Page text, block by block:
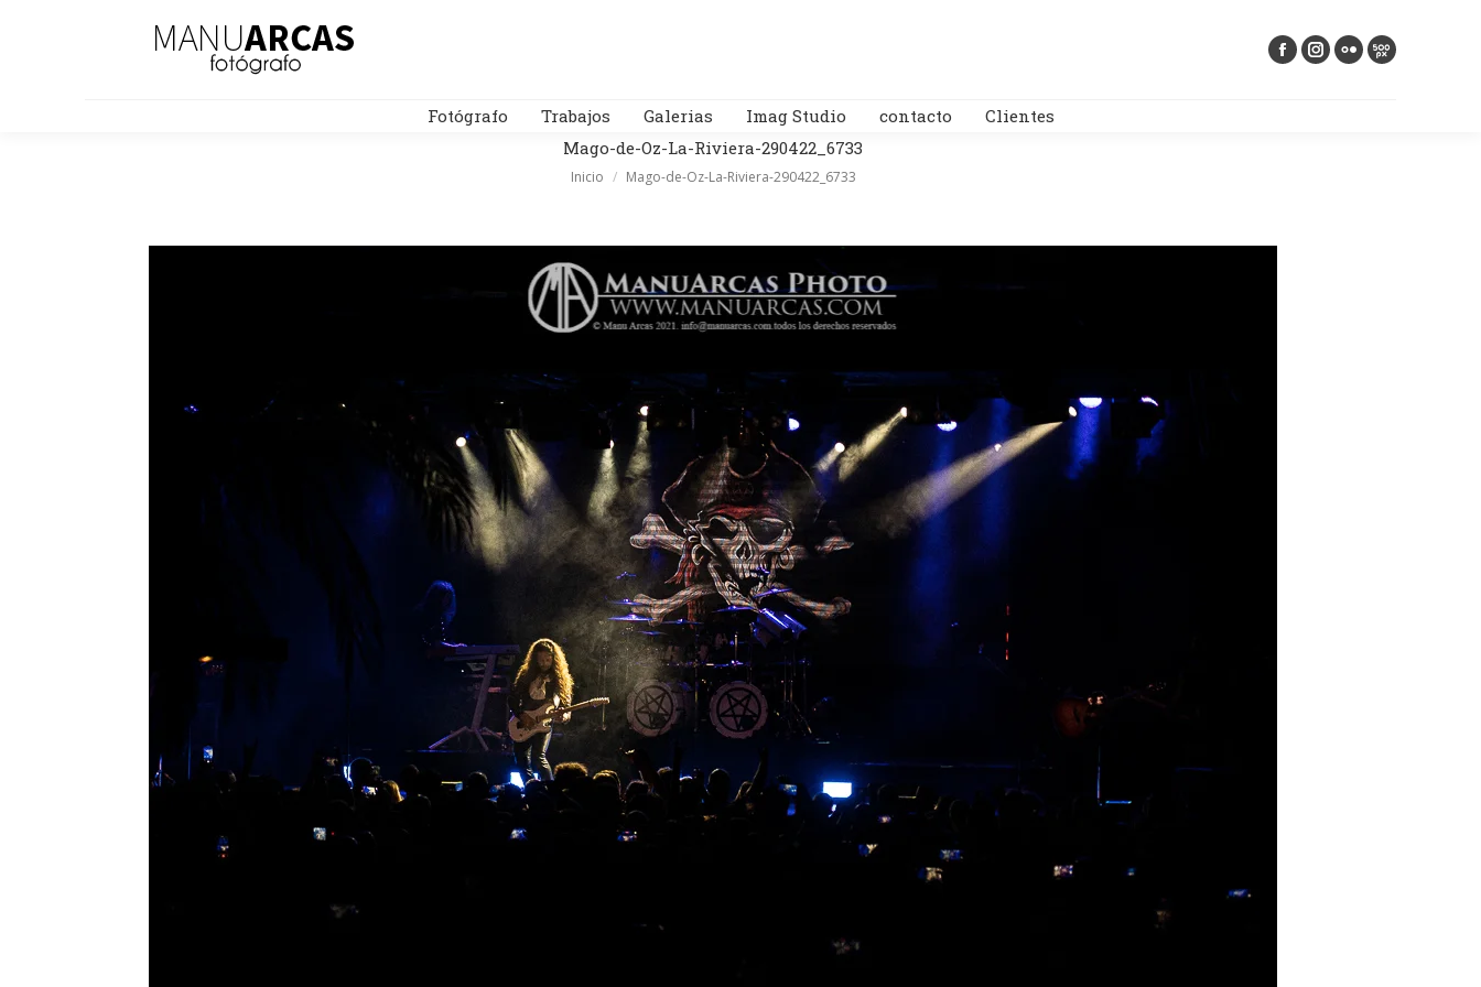
Fotógrafo Trabajos Galerias Imag Studio contacto
Clientes
Mago-de-Oz-La-Riviera-290422_6733
Estás aquí:
Inicio Mago-de-Oz-La-Riviera-290422_6733